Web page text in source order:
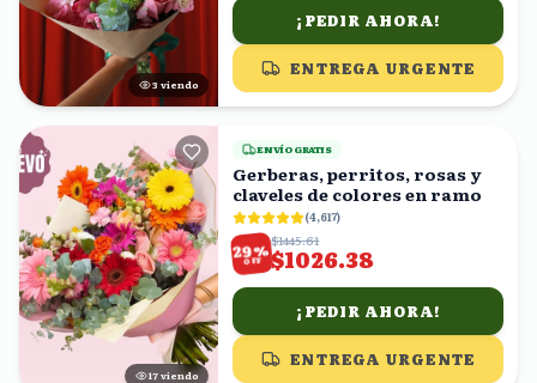
3 viendo
¡PEDIR AHORA!
ENTREGA URGENTE
18 viendo
ENVÍO GRATIS
Gerberas, perritos, rosas y
claveles de colores en ramo
(4,617)
29%
OFF
$1445.61
$1026.38
¡PEDIR AHORA!
ENTREGA URGENTE